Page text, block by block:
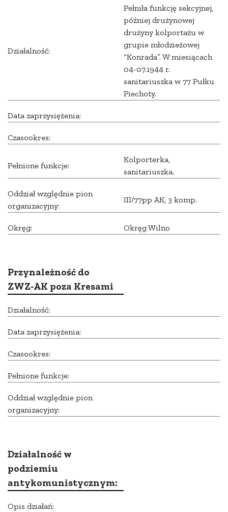
Działalność:
Pełniła funkcję sekcyjnej,
później drużynowej
drużyny kolportażu w
grupie młodzieżowej
“Konrada”. W miesiącach
04-07.1944 r.
sanitariuszka w 77 Pułku
Piechoty.
Data zaprzysiężenia:
Czasookres:
Pełnione funkcje:
Kolporterka,
sanitariuszka.
Oddział względnie pion
organizacyjny:
III/77pp AK, 3 komp.
Okręg: Okręg Wilno
Przynależność do
ZWZ-AK poza Kresami
Działalność:
Data zaprzysiężenia:
Czasookres:
Pełnione funkcje:
Oddział względnie pion
organizacyjny:
Działalność w
podziemiu
antykomunistycznym:
Opis działań: